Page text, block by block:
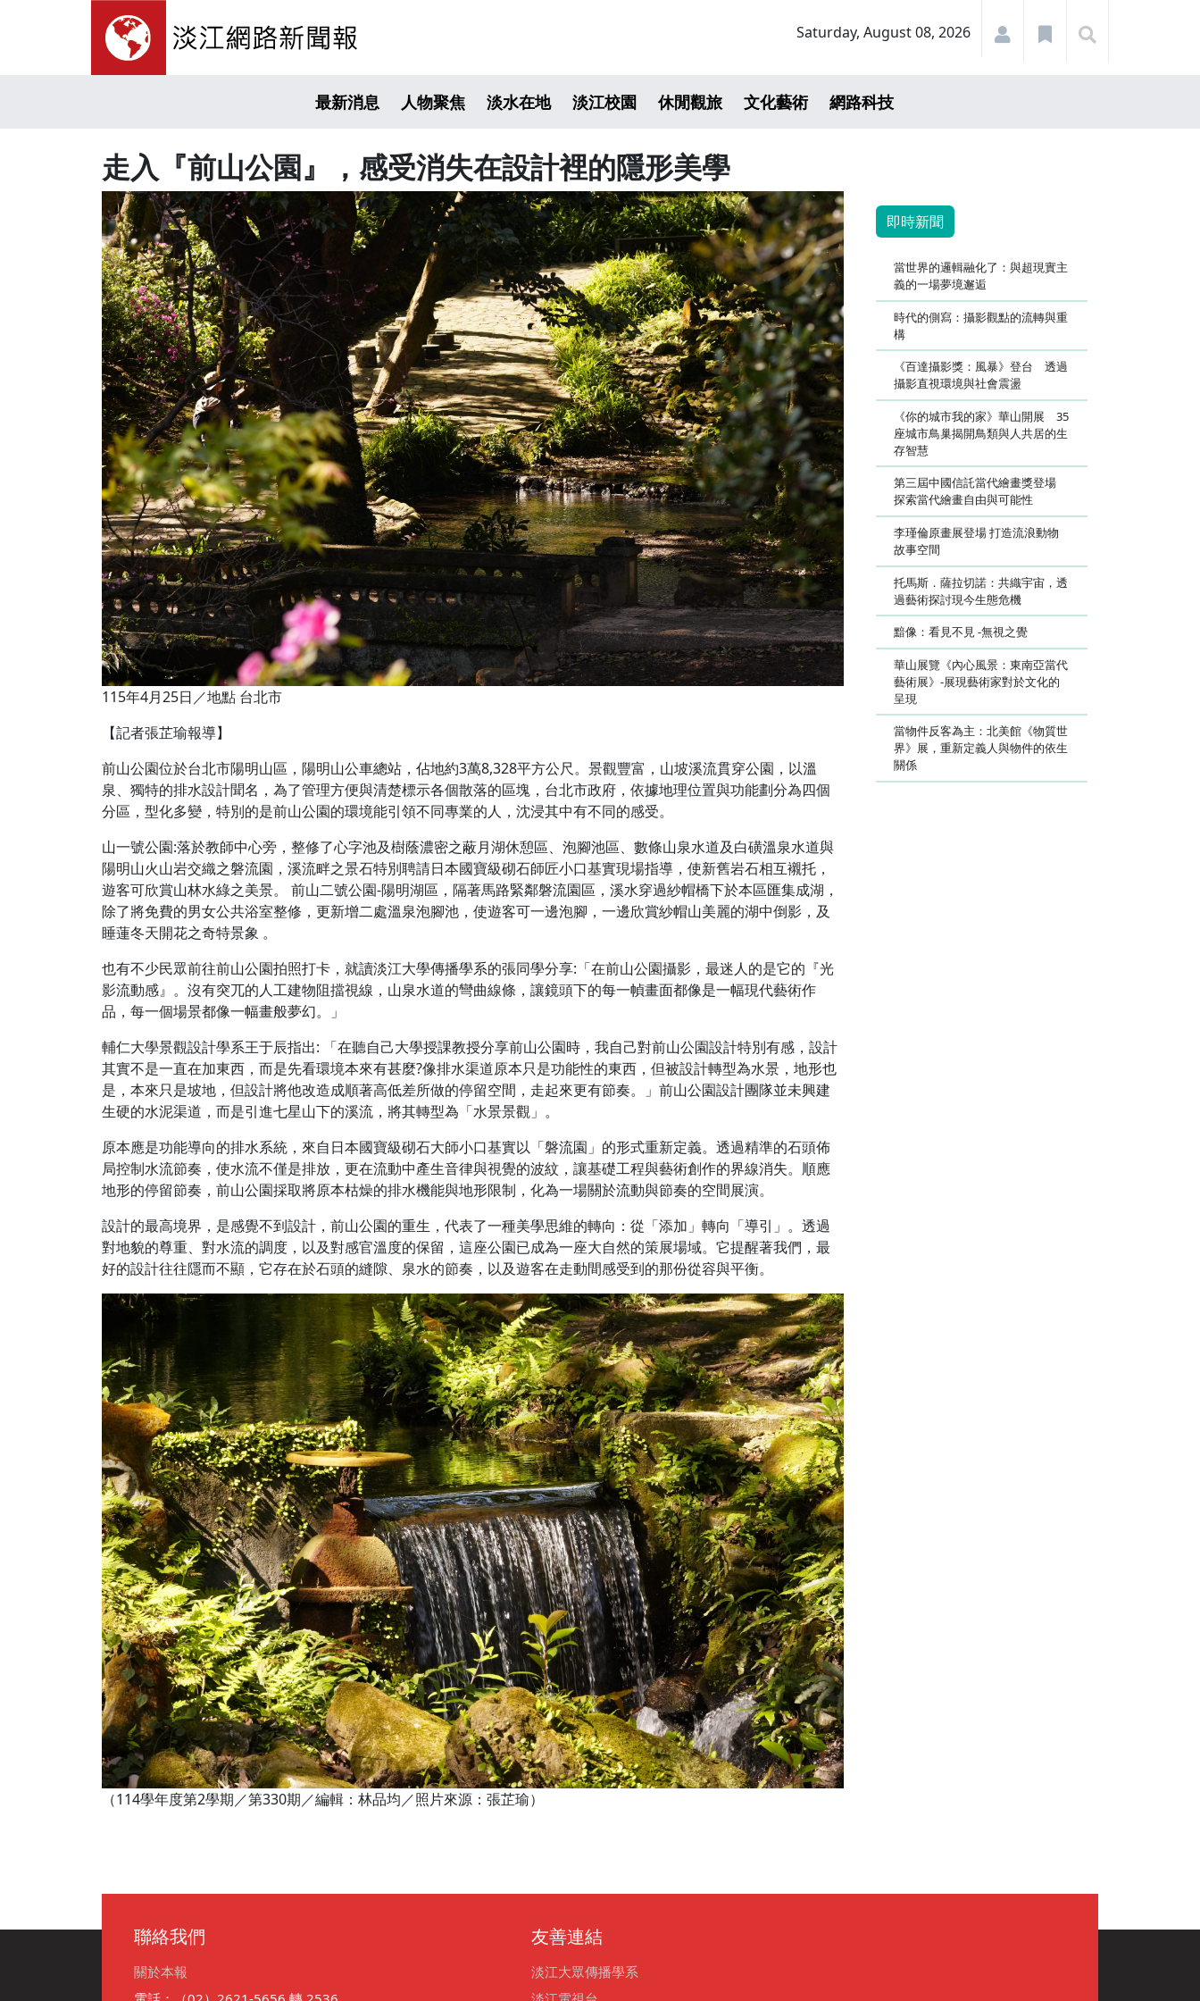
Saturday, August 08, 2026
最新消息 人物聚焦 淡水在地 淡江校園 休閒觀旅 文化藝術 網路科技
走入『前山公園』，感受消失在設計裡的隱形美學
115年4月25日／地點 台北市
【記者張芷瑜報導】
前山公園位於台北市陽明山區，陽明山公車總站，佔地約3萬8,328平方公尺。景觀豐富，山坡溪流貫穿公園，以溫
泉、獨特的排水設計聞名，為了管理方便與清楚標示各個散落的區塊，台北市政府，依據地理位置與功能劃分為四個
分區，型化多變，特別的是前山公園的環境能引領不同專業的人，沈浸其中有不同的感受。
山一號公園:落於教師中心旁，整修了心字池及樹蔭濃密之蔽月湖休憩區、泡腳池區、數條山泉水道及白磺溫泉水道與
陽明山火山岩交織之磐流園，溪流畔之景石特別聘請日本國寶級砌石師匠小口基實現場指導，使新舊岩石相互襯托，
遊客可欣賞山林水綠之美景。 前山二號公園-陽明湖區，隔著馬路緊鄰磐流園區，溪水穿過紗帽橋下於本區匯集成湖，
除了將免費的男女公共浴室整修，更新增二處溫泉泡腳池，使遊客可一邊泡腳，一邊欣賞紗帽山美麗的湖中倒影，及
睡蓮冬天開花之奇特景象 。
也有不少民眾前往前山公園拍照打卡，就讀淡江大學傳播學系的張同學分享:「在前山公園攝影，最迷人的是它的『光
影流動感』。沒有突兀的人工建物阻擋視線，山泉水道的彎曲線條，讓鏡頭下的每一幀畫面都像是一幅現代藝術作
品，每一個場景都像一幅畫般夢幻。」
輔仁大學景觀設計學系王于辰指出: 「在聽自己大學授課教授分享前山公園時，我自己對前山公園設計特別有感，設計
其實不是一直在加東西，而是先看環境本來有甚麼?像排水渠道原本只是功能性的東西，但被設計轉型為水景，地形也
是，本來只是坡地，但設計將他改造成順著高低差所做的停留空間，走起來更有節奏。」前山公園設計團隊並未興建
生硬的水泥渠道，而是引進七星山下的溪流，將其轉型為「水景景觀」。
原本應是功能導向的排水系統，來自日本國寶級砌石大師小口基實以「磐流園」的形式重新定義。透過精準的石頭佈
局控制水流節奏，使水流不僅是排放，更在流動中產生音律與視覺的波紋，讓基礎工程與藝術創作的界線消失。順應
地形的停留節奏，前山公園採取將原本枯燥的排水機能與地形限制，化為一場關於流動與節奏的空間展演。
設計的最高境界，是感覺不到設計，前山公園的重生，代表了一種美學思維的轉向：從「添加」轉向「導引」。透過
對地貌的尊重、對水流的調度，以及對感官溫度的保留，這座公園已成為一座大自然的策展場域。它提醒著我們，最
好的設計往往隱而不顯，它存在於石頭的縫隙、泉水的節奏，以及遊客在走動間感受到的那份從容與平衡。
（114學年度第2學期／第330期／編輯：林品均／照片來源：張芷瑜）
即時新聞
當世界的邏輯融化了：與超現實主
義的一場夢境邂逅
時代的側寫：攝影觀點的流轉與重
構
《百達攝影獎：風暴》登台 透過
攝影直視環境與社會震盪
《你的城市我的家》華山開展 35
座城市鳥巢揭開鳥類與人共居的生
存智慧
第三屆中國信託當代繪畫獎登場
探索當代繪畫自由與可能性
李瑾倫原畫展登場 打造流浪動物
故事空間
托馬斯．薩拉切諾：共織宇宙，透
過藝術探討現今生態危機
黯像：看見不見 -無視之覺
華山展覽《內心風景：東南亞當代
藝術展》-展現藝術家對於文化的
呈現
當物件反客為主：北美館《物質世
界》展，重新定義人與物件的依生
關係
聯絡我們
關於本報
友善連結
淡江大眾傳播學系